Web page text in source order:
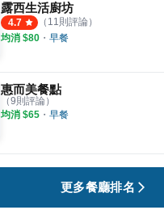
露西生活廚坊
4.7 （ 11則評論）
均消 $80 ・ 早餐
惠而美餐點
（9則評論）
均消 $65 ・ 早餐
更多餐廳排名